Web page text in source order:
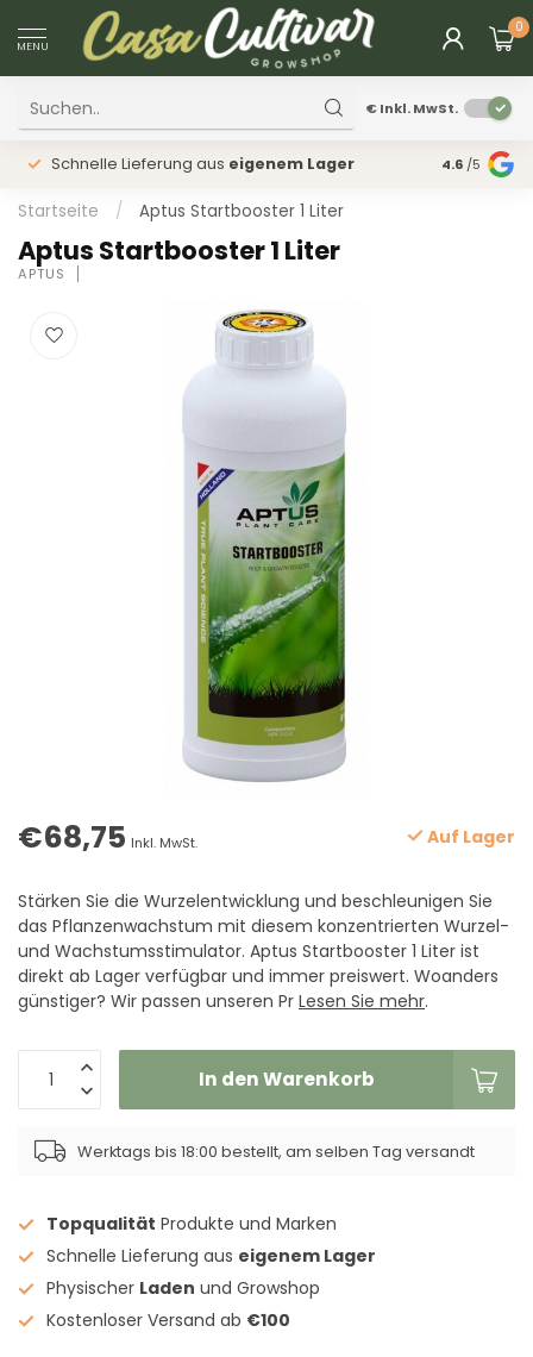
MENU
0
€Inkl. MwSt.
Schnelle Lieferung aus eigenem Lager Physischer
4.6 /5
Startseite / Aptus Startbooster 1 Liter
Aptus Startbooster 1 Liter
APTUS
€68,75 Inkl. MwSt. Auf Lager
Stärken Sie die Wurzelentwicklung und beschleunigen Sie
das Pflanzenwachstum mit diesem konzentrierten Wurzel-
und Wachstumsstimulator. Aptus Startbooster 1 Liter ist
direkt ab Lager verfügbar und immer preiswert. Woanders
günstiger? Wir passen unseren Pr Lesen Sie mehr.
In den Warenkorb
Werktags bis 18:00 bestellt, am selben Tag versandt
Topqualität Produkte und Marken
Schnelle Lieferung aus eigenem Lager
Physischer Laden und Growshop
Kostenloser Versand ab €100